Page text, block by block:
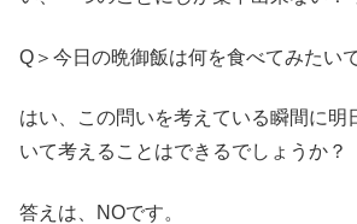
Q＞今日の晩御飯は何を食べてみたい
はい、この問いを考えている瞬間に明
いて考えることはできるでしょうか？
答えは、NOです。